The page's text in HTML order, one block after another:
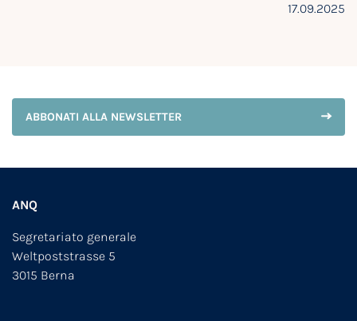
17.09.2025
ABBONATI ALLA NEWSLETTER
ANQ
Segretariato generale
Weltpoststrasse 5
3015 Berna